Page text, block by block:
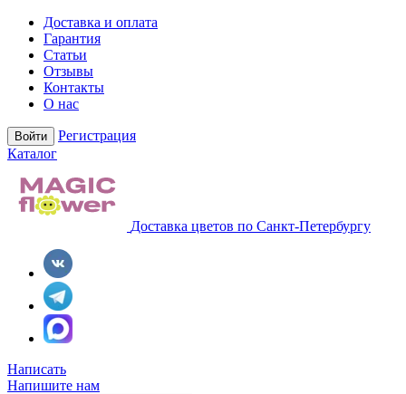
Доставка и оплата
Гарантия
Статьи
Отзывы
Контакты
О нас
Войти
Регистрация
Каталог
Доставка цветов по Санкт-Петербургу
Написать
Напишите нам